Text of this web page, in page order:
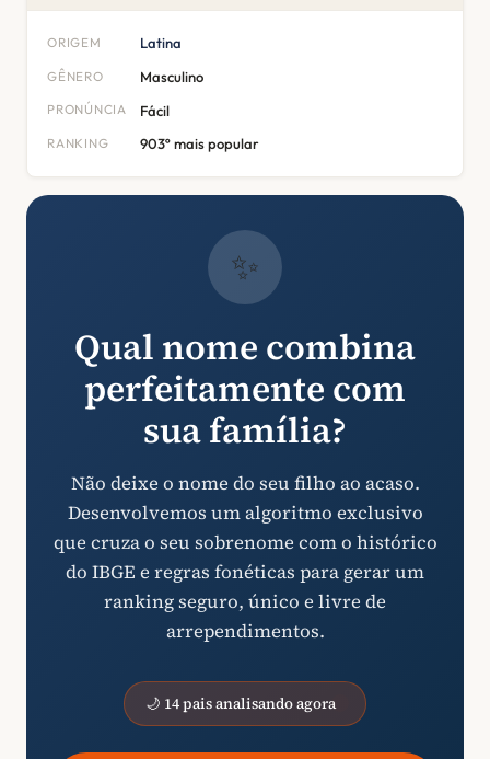
ORIGEM Latina
GÊNERO Masculino
PRONÚNCIA Fácil
RANKING 903º mais popular
✨
Qual nome combina
perfeitamente com
sua família?
Não deixe o nome do seu filho ao acaso.
Desenvolvemos um algoritmo exclusivo
que cruza o seu sobrenome com o histórico
do IBGE e regras fonéticas para gerar um
ranking seguro, único e livre de
arrependimentos.
🌙 14 pais analisando agora